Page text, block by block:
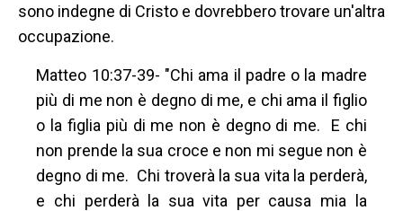
sono indegne di Cristo e dovrebbero trovare un'altra
occupazione.
Matteo 10:37-39- "Chi ama il padre o la madre
più di me non è degno di me, e chi ama il figlio
o la figlia più di me non è degno di me. E chi
non prende la sua croce e non mi segue non è
degno di me. Chi troverà la sua vita la perderà,
e chi perderà la sua vita per causa mia la